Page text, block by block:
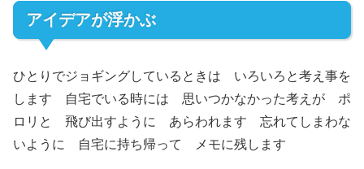
アイデアが浮かぶ
ひとりでジョギングしているときは いろいろと考え事を
します 自宅でいる時には 思いつかなかった考えが ポ
ロリと 飛び出すように あらわれます 忘れてしまわな
いように 自宅に持ち帰って メモに残します